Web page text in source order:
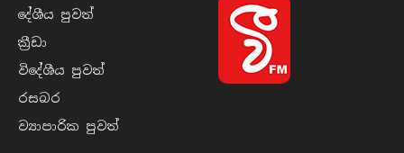
දේශීය පුව​ත්
ක්‍රී​ඩා
විදේශීය පුව​ත්
රසබ​ර
ව්‍යාපාරික පුව​ත්